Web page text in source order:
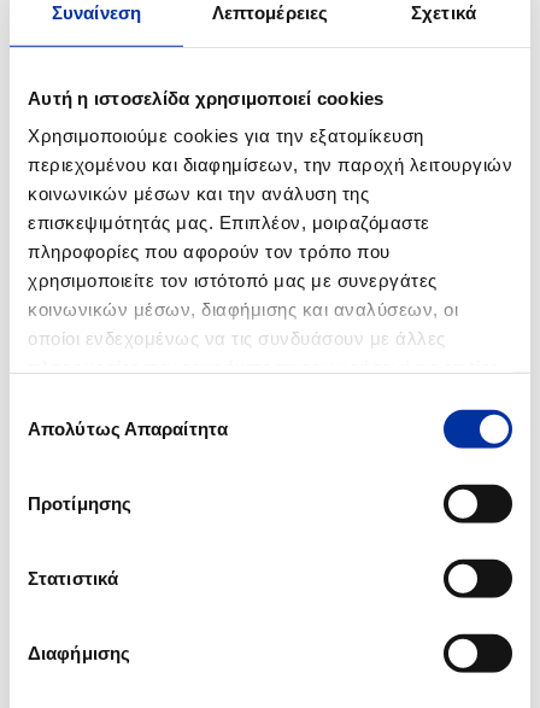
Συναίνεση Λεπτομέρειες Σχετικά
Αυτή η ιστοσελίδα χρησιμοποιεί cookies
Χρησιμοποιούμε cookies για την εξατομίκευση
περιεχομένου και διαφημίσεων, την παροχή λειτουργιών
κοινωνικών μέσων και την ανάλυση της
επισκεψιμότητάς μας. Επιπλέον, μοιραζόμαστε
πληροφορίες που αφορούν τον τρόπο που
χρησιμοποιείτε τον ιστότοπό μας με συνεργάτες
κοινωνικών μέσων, διαφήμισης και αναλύσεων, οι
οποίοι ενδεχομένως να τις συνδυάσουν με άλλες
των υπηρεσιών τους.
συγκατάθεσης
Απολύτως Απαραίτητα
Προτίμησης
Στατιστικά
Διαφήμισης
2011
DOWNLOAD PDF